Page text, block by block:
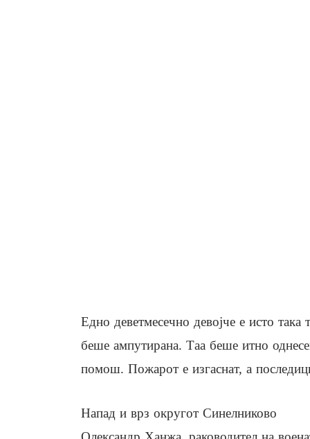
Едно деветмесечно девојче е исто
беше ампутирана. Таа беше итно
помош. Пожарот е изгаснат, а
Напад и врз округот Синелниково